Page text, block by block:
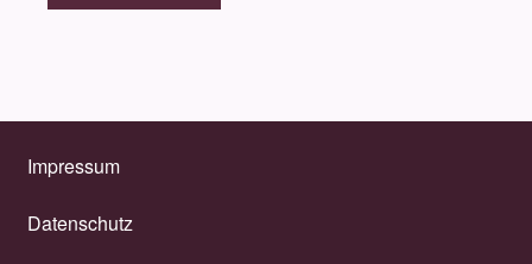
Impressum
Datenschutz